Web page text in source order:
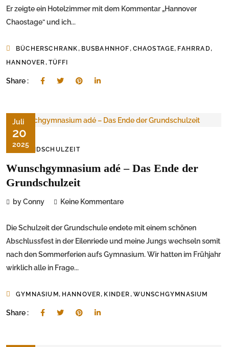
Er zeigte ein Hotelzimmer mit dem Kommentar „Hannover
Chaostage“ und ich...
BÜCHERSCHRANK, BUSBAHNHOF, CHAOSTAGE, FAHRRAD,
HANNOVER, TÜFFI
Share :
Juli
20
2025
GRUNDSCHULZEIT
Wunschgymnasium adé – Das Ende der
Grundschulzeit
by Conny Keine Kommentare
Die Schulzeit der Grundschule endete mit einem schönen
Abschlussfest in der Eilenriede und meine Jungs wechseln somit
nach den Sommerferien aufs Gymnasium. Wir hatten im Frühjahr
wirklich alle in Frage...
GYMNASIUM, HANNOVER, KINDER, WUNSCHGYMNASIUM
Share :